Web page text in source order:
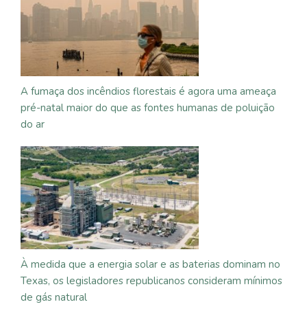
A fumaça dos incêndios florestais é agora uma ameaça
pré-natal maior do que as fontes humanas de poluição
do ar
À medida que a energia solar e as baterias dominam no
Texas, os legisladores republicanos consideram mínimos
de gás natural